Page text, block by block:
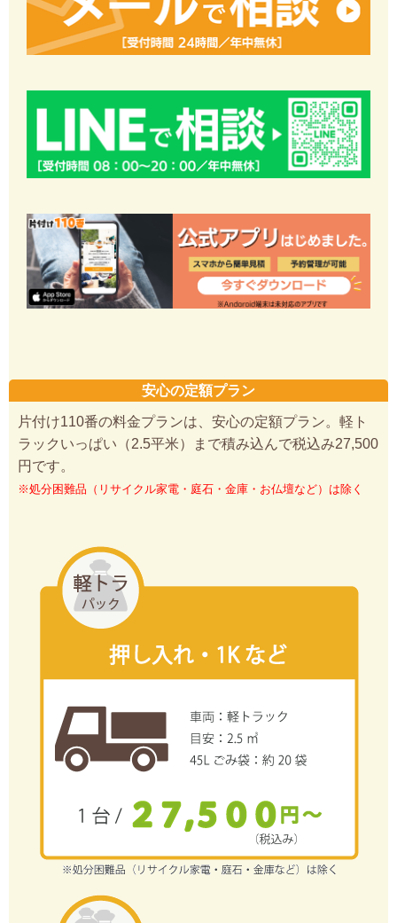
安心の定額プラン
片付け110番の料金プランは、安心の定額プラン。軽ト
ラックいっぱい（2.5平米）まで積み込んで税込み27,500
円です。
※処分困難品（リサイクル家電・庭石・金庫・お仏壇など）は除く